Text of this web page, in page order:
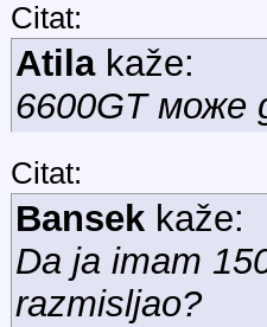
Citat:
Atilakaže:
6600GT може
Citat:
Bansekkaže:
Da ja imam
razmisljao?